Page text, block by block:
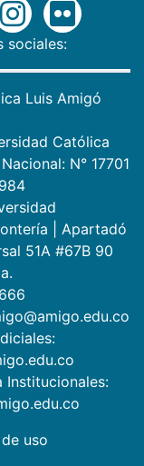
sociales:
Luis Amigó
Católica
N° 17701
Apartadó
51A #67B 90
Institucionales:
uso